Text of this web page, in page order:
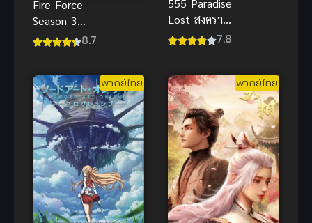
Fire Force
Season 3
หน่วยผจญคน
คชั่นสุดเดือด
8.7
Lost สงคราม
มนุษย์กลาย
เรื่อง
7.8
พากย์ไทย พากย์ไทย